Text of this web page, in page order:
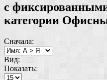
с
категории
Сначала:
Вид:
Показать: